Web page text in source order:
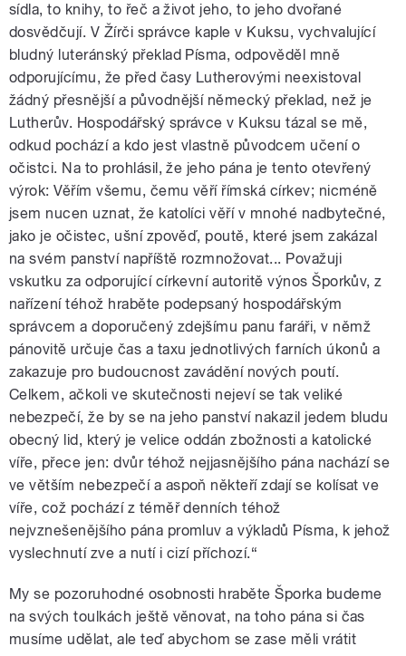
sídla, to knihy, to řeč a život jeho, to jeho dvořané
dosvědčují. V Žírči správce kaple v Kuksu, vychvalující
bludný luteránský překlad Písma, odpověděl mně
odporujícímu, že před časy Lutherovými neexistoval
žádný přesnější a původnější německý překlad, než je
Lutherův. Hospodářský správce v Kuksu tázal se mě,
odkud pochází a kdo jest vlastně původcem učení o
očistci. Na to prohlásil, že jeho pána je tento otevřený
výrok: Věřím všemu, čemu věří římská církev; nicméně
jsem nucen uznat, že katolíci věří v mnohé nadbytečné,
jako je očistec, ušní zpověď, poutě, které jsem zakázal
na svém panství napříště rozmnožovat... Považuji
vskutku za odporující církevní autoritě výnos Šporkův, z
nařízení téhož hraběte podepsaný hospodářským
správcem a doporučený zdejšímu panu faráři, v němž
pánovitě určuje čas a taxu jednotlivých farních úkonů a
zakazuje pro budoucnost zavádění nových poutí.
Celkem, ačkoli ve skutečnosti nejeví se tak veliké
nebezpečí, že by se na jeho panství nakazil jedem bludu
obecný lid, který je velice oddán zbožnosti a katolické
víře, přece jen: dvůr téhož nejjasnějšího pána nachází se
ve větším nebezpečí a aspoň někteří zdají se kolísat ve
víře, což pochází z téměř denních téhož
nejvznešenějšího pána promluv a výkladů Písma, k jehož
vyslechnutí zve a nutí i cizí příchozí.“
My se pozoruhodné osobnosti hraběte Šporka budeme
na svých toulkách ještě věnovat, na toho pána si čas
musíme udělat, ale teď abychom se zase měli vrátit